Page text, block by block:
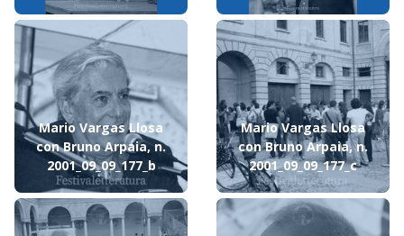
Mario Vargas Llosa
con Bruno Arpaia, n.
2001_09_09_177_b
Mario Vargas Llosa
con Bruno Arpaia, n.
2001_09_09_177_c